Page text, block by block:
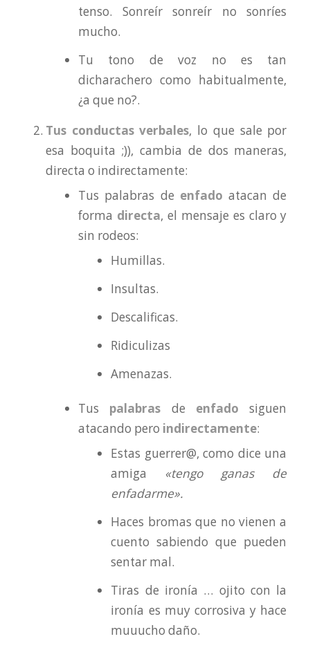
tenso. Sonreír sonreír no sonríes
mucho.
Tu tono de voz no es tan
dicharachero como habitualmente,
¿a que no?.
Tus conductas verbales, lo que sale por
esa boquita ;)), cambia de dos maneras,
directa o indirectamente:
Tus palabras de enfado atacan de
forma directa, el mensaje es claro y
sin rodeos:
Humillas.
Insultas.
Descalificas.
Ridiculizas
Amenazas.
Tus palabras de enfado siguen
atacando pero indirectamente:
Estas guerrer@, como dice una
amiga «tengo ganas de
enfadarme».
Haces bromas que no vienen a
cuento sabiendo que pueden
sentar mal.
Tiras de ironía … ojito con la
ironía es muy corrosiva y hace
muuucho daño.